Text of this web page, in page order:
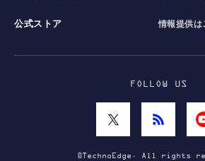
公式ストア 情報提供は
FOLLOW US
©TechnoEdge. All rights